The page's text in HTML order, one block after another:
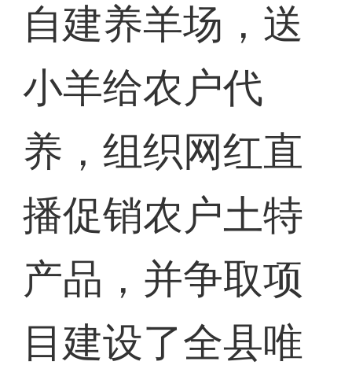
自建养羊场，送
小羊给农户代
养，组织网红直
播促销农户土特
产品，并争取项
目建设了全县唯